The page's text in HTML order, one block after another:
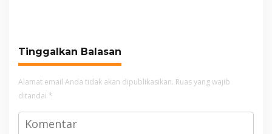
Tinggalkan Balasan
Alamat email Anda tidak akan dipublikasikan. Ruas yang wajib
ditandai *